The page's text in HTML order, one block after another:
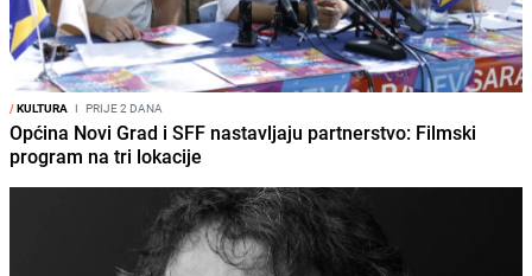
/KULTURA I PRIJE 2 DANA
Općina Novi Grad i SFF nastavljaju partnerstvo: Filmski
program na tri lokacije